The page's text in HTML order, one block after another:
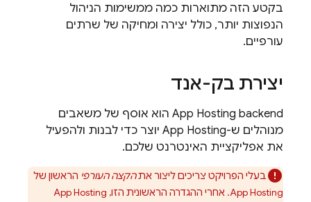
בקטע הזה מתוארות כמה ממשימות הניהול
הנפוצות יותר, כולל יצירה ומחיקה של שרתים
עורפיים.
יצירת בק-אנד
App Hosting backend הוא אוסף של משאבים
מנוהלים ש-App Hosting יוצר כדי לבנות ולהפעיל
את אפליקציית האינטרנט שלכם.
בעלי הפרויקט צריכים ליצור אתהקצה העורפי הראשון של
App Hosting. אחרי ההגדרה הראשונית הזו, App Hosting